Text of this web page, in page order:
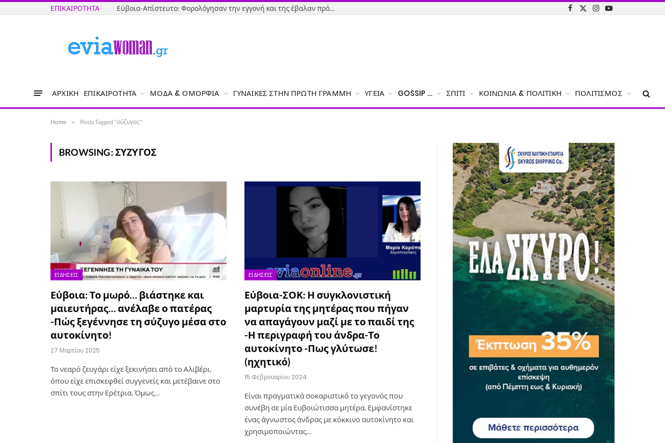
ΕΠΙΚΑΙΡΌΤΗΤΑ Εύβοια-Απίστευτο: Φορολόγησαν την εγγονή και της έβαλαν πρόστιμο γιατί δεν δήλωσε το χαρτζιλίκι του παππού!
Facebook
X
Instagram
YouTube
ΑΡΧΙΚΉ ΕΠΙΚΑΙΡΌΤΗΤΑ ΜΌΔΑ & ΟΜΟΡΦΙΆ ΓΥΝΑΊΚΕΣ ΣΤΗΝ ΠΡΏΤΗ ΓΡΑΜΜΉ ΥΓΕΊΑ GOSSIP … ΣΠΊΤΙ ΚΟΙΝΩΝΊΑ & ΠΟΛΙΤΙΚΉ ΠΟΛΙΤΙΣΜΌΣ
Home » Posts Tagged "σύζυγος"
BROWSING: ΣΎΖΥΓΟΣ
ΕΙΔΉΣΕΙΣ
Εύβοια: Το μωρό… βιάστηκε και
μαιευτήρας… ανέλαβε ο πατέρας
-Πώς ξεγέννησε τη σύζυγο μέσα στο
αυτοκίνητο!
27 Μαρτίου 2025
Το νεαρό ζευγάρι είχε ξεκινήσει από το Αλιβέρι,
όπου είχε επισκεφθεί συγγενείς και μετέβαινε στο
σπίτι τους στην Ερέτρια. Όμως…
ΕΙΔΉΣΕΙΣ
Εύβοια-ΣΟΚ: Η συγκλονιστική
μαρτυρία της μητέρας που πήγαν
να απαγάγουν μαζί με το παιδί της
-Η περιγραφή του άνδρα-Το
αυτοκίνητο -Πως γλύτωσε!
(ηχητικό)
15 Φεβρουαρίου 2024
Είναι πραγματικά σοκαριστικό το γεγονός που
συνέβη σε μία Ευβοιώτισσα μητέρα. Εμφανίστηκε
ένας άγνωστος άνδρας με κόκκινο αυτοκίνητο και
χρησιμοποιώντας…